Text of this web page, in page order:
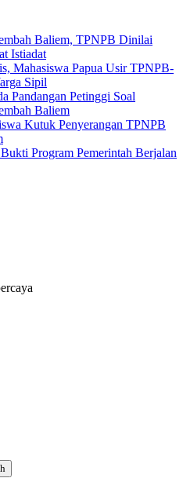
Baliem, TPNPB Dinilai
Istiadat
Mahasiswa Papua Usir TPNPB-
Sipil
Pandangan Petinggi Soal
Baliem
Kutuk Penyerangan TPNPB
Program Pemerintah Berjalan